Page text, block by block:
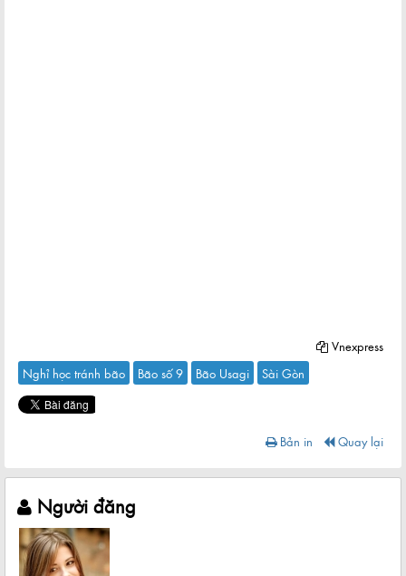
Vnexpress
Nghỉ học tránh bão
Bão số 9 Bão Usagi Sài Gòn
Bản in Quay lại
Người đăng